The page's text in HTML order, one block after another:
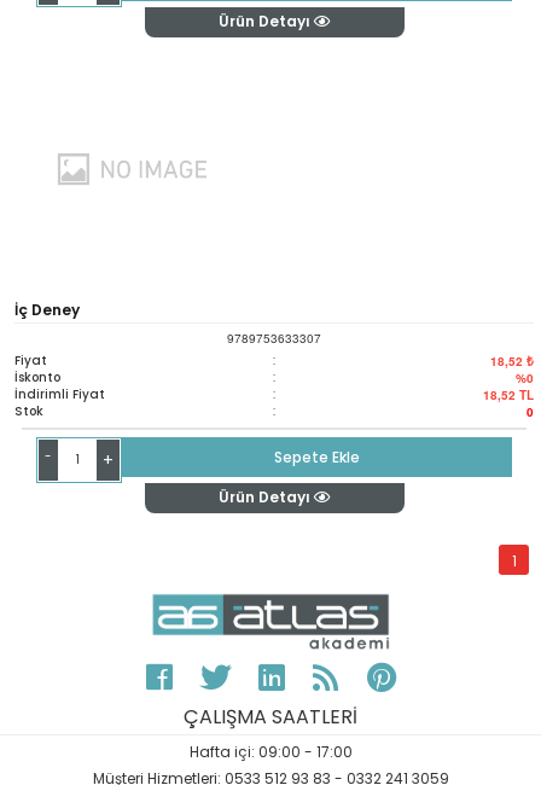
Ürün Detayı
İç Deney
9789753633307
Fiyat : 18,52 ₺
İskonto : %0
İndirimli Fiyat : 18,52 TL
Stok : 0
- +
Sepete Ekle
Ürün Detayı
1
ÇALIŞMA SAATLERİ
Hafta içi: 09:00 - 17:00
Müşteri Hizmetleri: 0533 512 93 83 - 0332 241 3059